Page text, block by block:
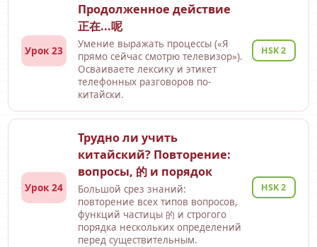
Урок 23
Продолженное действие
正在...呢
Умение выражать процессы («Я
прямо сейчас смотрю телевизор»).
Осваиваете лексику и этикет
телефонных разговоров по-
китайски.
HSK 2
Урок 24
Трудно ли учить
китайский? Повторение:
вопросы, 的 и порядок
Большой срез знаний:
повторение всех типов вопросов,
функций частицы 的 и строгого
порядка нескольких определений
перед существительным.
HSK 2